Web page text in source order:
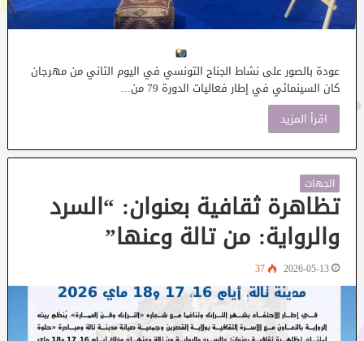
عودة بالصور على نشاط الجناح التونسي في اليوم الثاني من مهرجان
كان السينمائي في إطار فعاليات الدورة 79 من…
اقرأ المزيد
الجهات
تظاهرة ثقافية بعنوان: “السرد
والرواية: من تالة وعنها”
2026-05-13
37